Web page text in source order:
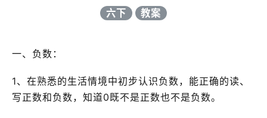
六下 教案
一、负数：
1、在熟悉的生活情境中初步认识负数，能正确的读、
写正数和负数，知道0既不是正数也不是负数。